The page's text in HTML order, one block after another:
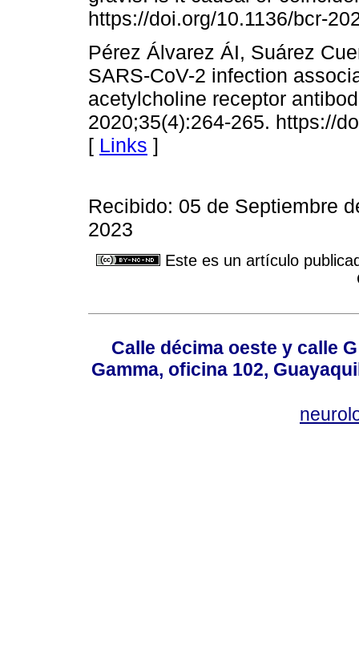
https://doi.org/10.1136/bcr-
Pérez Álvarez ÁI, Suárez
SARS-CoV-2 infection
acetylcholine receptor
2020;35(4):264-265. https://
[ Links ]
Recibido: 05 de Septiembre
2023
Este es un artículo
Calle décima oeste y calle
Gamma, oficina 102,